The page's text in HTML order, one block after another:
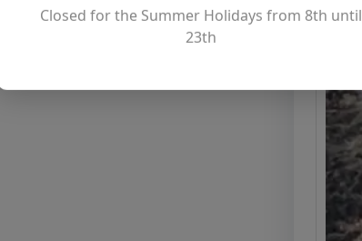
Closed for the Summer Holidays from 8th until
23th